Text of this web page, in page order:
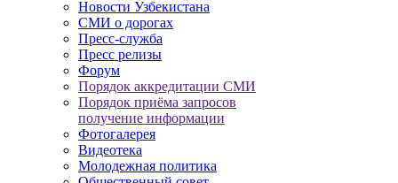
Новости Узбекистана
СМИ о дорогах
Пресс-служба
Пресс релизы
Форум
Порядок аккредитации СМИ
Порядок приёма запросов
получение информации
Фотогалерея
Видеотека
Молодежная политика